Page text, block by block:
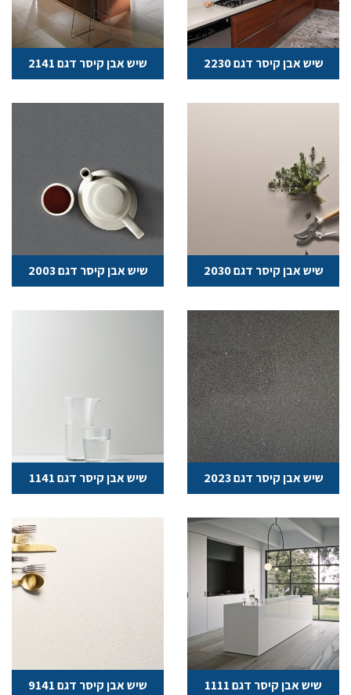
שיש אבן קיסר דגם 2230 שיש אבן קיסר דגם 2141
שיש אבן קיסר דגם 2030 שיש אבן קיסר דגם 2003
שיש אבן קיסר דגם 2023 שיש אבן קיסר דגם 1141
שיש אבן קיסר דגם 1111 שיש אבן קיסר דגם 9141